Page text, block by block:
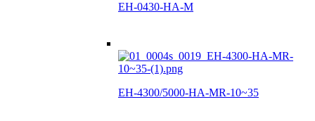
EH-0430-HA-M
EH-4300/5000-HA-MR-10~35